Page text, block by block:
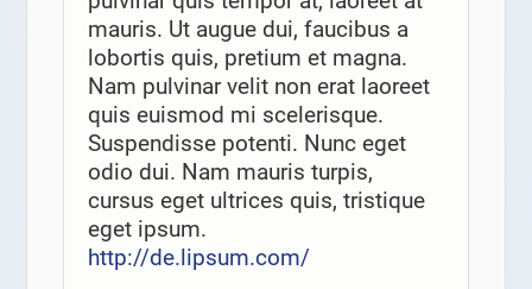
mauris. Ut augue dui, faucibus a
lobortis quis, pretium et magna.
Nam pulvinar velit non erat laoreet
quis euismod mi scelerisque.
Suspendisse potenti. Nunc eget
odio dui. Nam mauris turpis,
cursus eget ultrices quis, tristique
eget ipsum.
http://de.lipsum.com/